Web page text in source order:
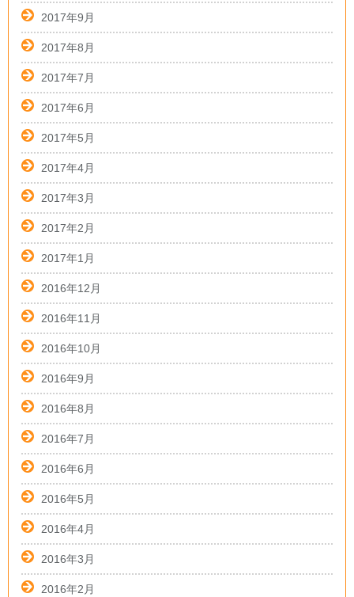
2017年9月
2017年8月
2017年7月
2017年6月
2017年5月
2017年4月
2017年3月
2017年2月
2017年1月
2016年12月
2016年11月
2016年10月
2016年9月
2016年8月
2016年7月
2016年6月
2016年5月
2016年4月
2016年3月
2016年2月